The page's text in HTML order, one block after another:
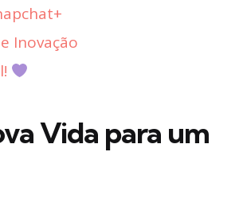
Inovação
Vida para um